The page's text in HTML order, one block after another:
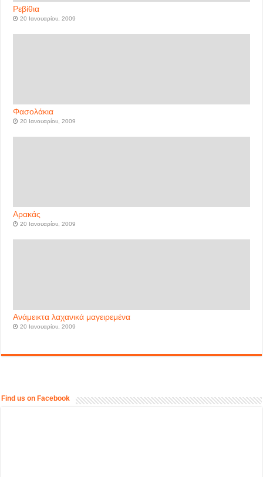
Ρεβίθια
20 Ιανουαρίου, 2009
Φασολάκια
20 Ιανουαρίου, 2009
Αρακάς
20 Ιανουαρίου, 2009
Ανάμεικτα λαχανικά μαγειρεμένα
20 Ιανουαρίου, 2009
Find us on Facebook